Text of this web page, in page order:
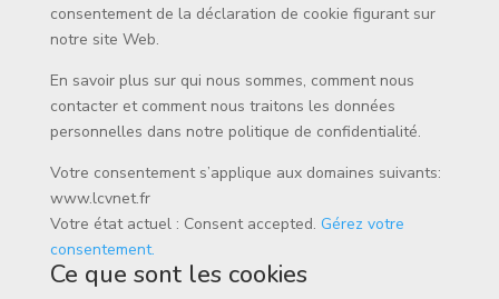
consentement de la déclaration de cookie figurant sur
notre site Web.
En savoir plus sur qui nous sommes, comment nous
contacter et comment nous traitons les données
personnelles dans notre politique de confidentialité.
Votre consentement s’applique aux domaines suivants:
www.lcvnet.fr
Votre état actuel : Consent accepted. Gérez votre
consentement.
Ce que sont les cookies